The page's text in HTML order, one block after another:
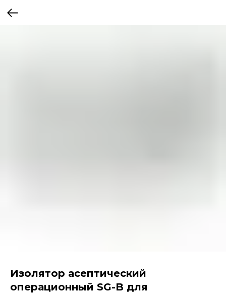
Изолятор асептический
операционный SG-B для